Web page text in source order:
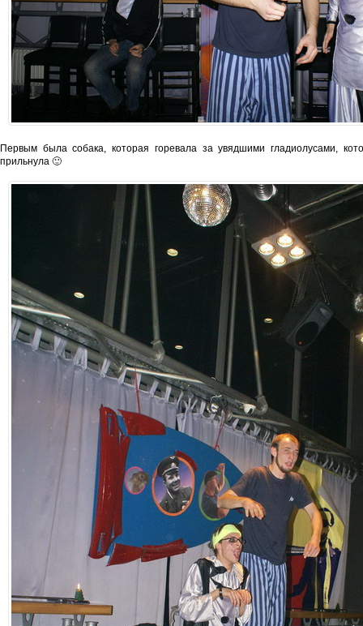
Первым была собака, которая горевала за увядшими гладиолусами,
прильнула 🙂